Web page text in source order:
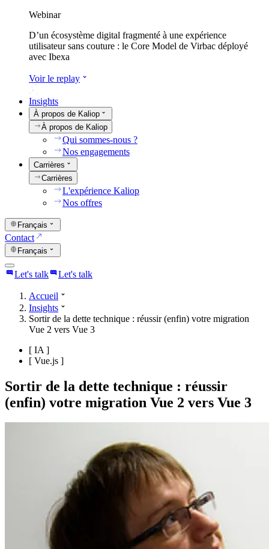
Webinar
D’un écosystème digital fragmenté à une expérience
utilisateur sans couture : le Core Model de Virbac déployé
avec Ibexa
Voir le replay
Insights
À propos de Kaliop
À propos de Kaliop
Qui sommes-nous ?
Nos engagements
Carrières
Carrières
L'expérience Kaliop
Nos offres
Français
Contact
Français
Let's talk Let's talk
Accueil
Insights
Sortir de la dette technique : réussir (enfin) votre migration
Vue 2 vers Vue 3
[ IA ]
[ Vue.js ]
Sortir de la dette technique : réussir
(enfin) votre migration Vue 2 vers Vue 3